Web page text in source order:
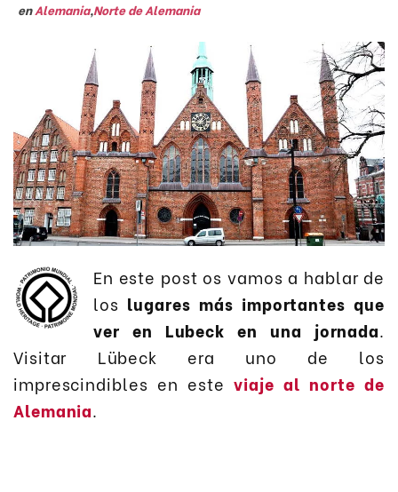
enAlemania,Norte de Alemania
En este post os vamos a hablar de
los lugares más importantes que
ver en Lubeck en una jornada.
Visitar Lübeck era uno de los
imprescindibles en esteviaje al norte de
Alemania.